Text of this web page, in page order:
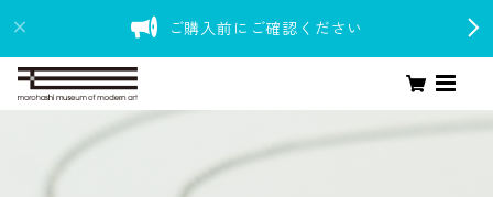
ご購入前にご確認ください